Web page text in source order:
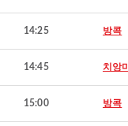
14:25 방콕
14:45 치앙
15:00 방콕